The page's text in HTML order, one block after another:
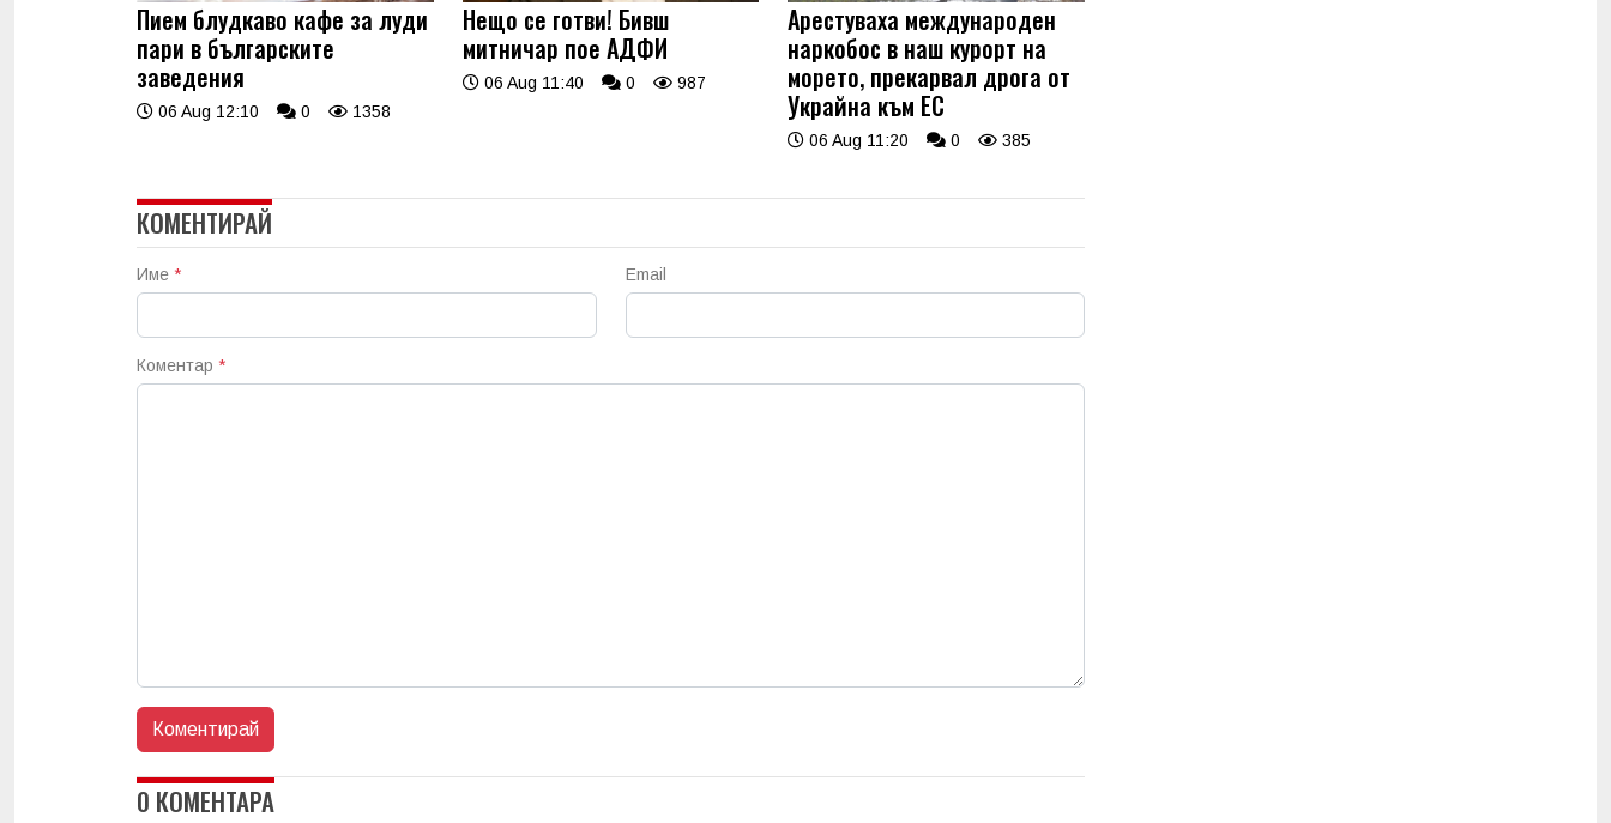
Пием блудкаво кафе за луди
пари в българските
заведения
06 Aug 12:10 0 1358
Нещо се готви! Бивш
митничар пое АДФИ
06 Aug 11:40 0 987
Арестуваха международен
наркобос в наш курорт на
морето, прекарвал дрога от
Украйна към ЕС
06 Aug 11:20 0 385
КОМЕНТИРАЙ
Име * Email
Коментар *
0 КОМЕНТАРА